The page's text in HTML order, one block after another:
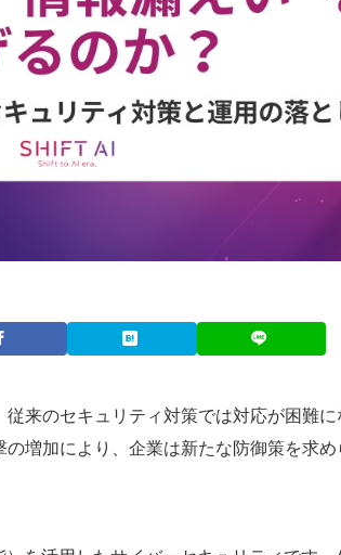
来のセキュリティ対策では対応が困難に
増加により、企業は新たな防御策を求め